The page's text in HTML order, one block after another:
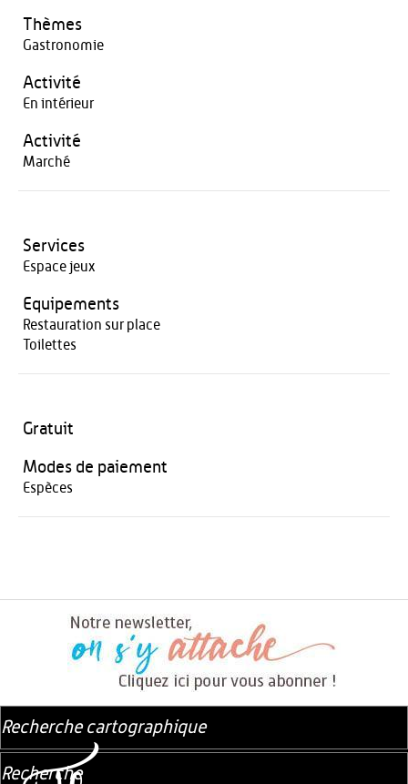
Thèmes
Gastronomie
Activité
En intérieur
Activité
Marché
Services
Espace jeux
Equipements
Restauration sur place
Toilettes
Gratuit
Modes de paiement
Espèces
Recherche cartographique
Recherche